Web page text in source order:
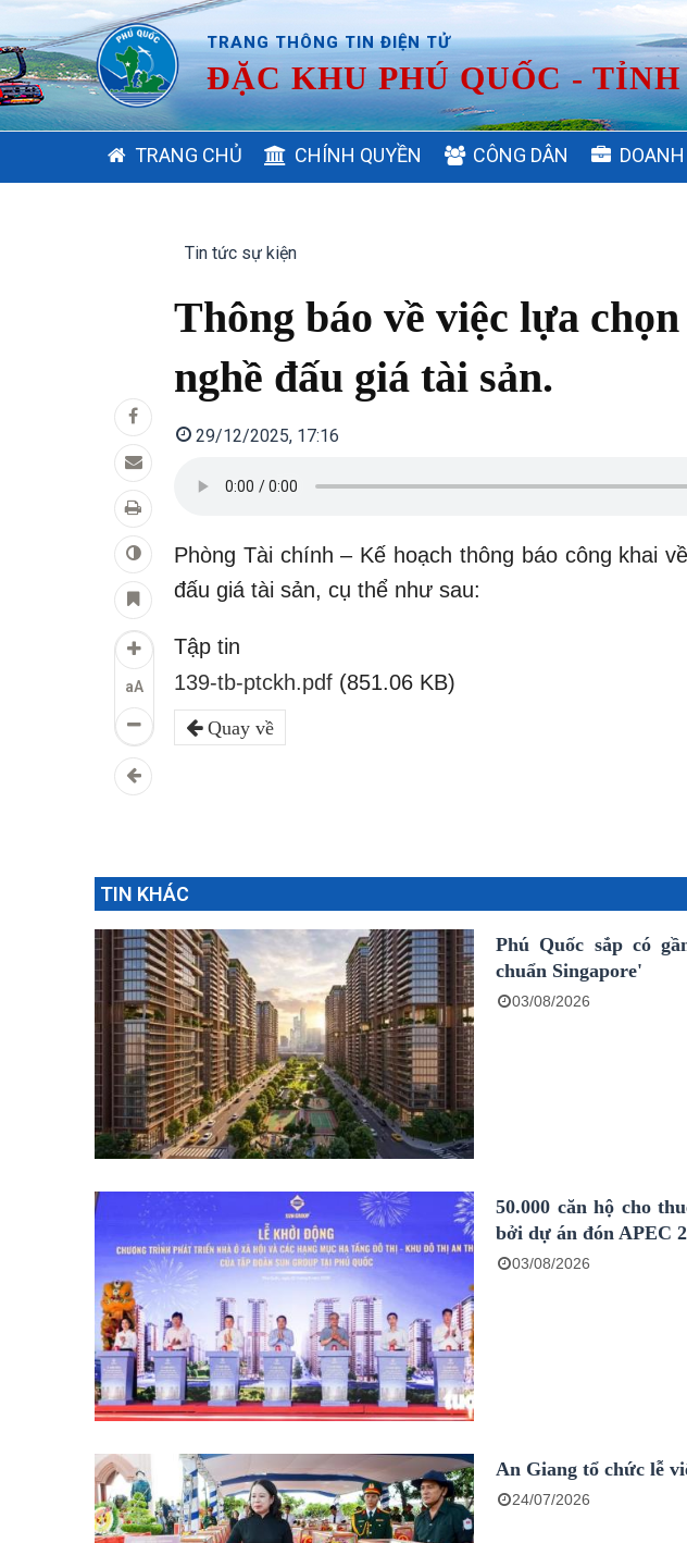
TRANG THÔNG TIN ĐIỆN TỬ
ĐẶC KHU PHÚ QUỐC -
NAVIGATION
TRANG CHỦ CHÍNH QUYỀN CÔNG DÂN
aA
Tin tức sự kiện
Thông báo về việc lựa
nghề đấu giá tài sản.
29/12/2025, 17:16
Phòng Tài chính – Kế hoạch thông báo công khai
đấu giá tài sản, cụ thể như sau:
Tập tin
139-tb-ptckh.pdf (851.06 KB)
Quay về
TIN KHÁC
Phú Quốc sắp có
chuẩn Singapore'
03/08/2026
50.000 căn hộ cho
bởi dự án đón APEC
03/08/2026
An Giang tổ chức lễ
24/07/2026